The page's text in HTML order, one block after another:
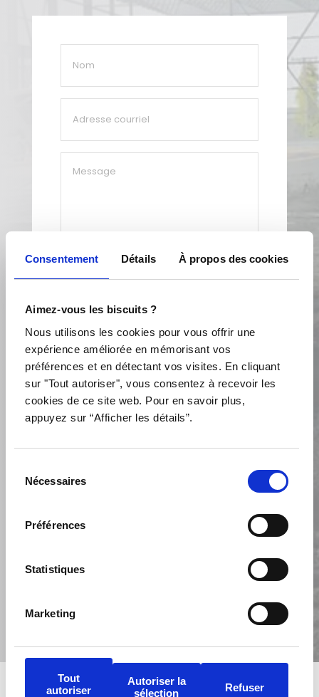
Consentement Détails À propos des cookies
Aimez-vous les biscuits ?
Nous utilisons les cookies pour vous offrir une
expérience améliorée en mémorisant vos
préférences et en détectant vos visites. En cliquant
sur "Tout autoriser", vous consentez à recevoir les
cookies de ce site web. Pour en savoir plus,
appuyez sur “Afficher les détails”.
Nécessaires
Préférences
Statistiques
Marketing
Tout
autoriser
Autoriser la
sélection
Refuser
courriel
*
Consentement
*
Vous consentez à ce qu’on
collecte vos données pour
répondre à votre demande. Pour
en savoir plus sur vos droits,
confidentialité.
CAPTCHA
Tous droits réservés © Fusion Électrique | Propulsé par le
Studio 360
agence de marketing et communication